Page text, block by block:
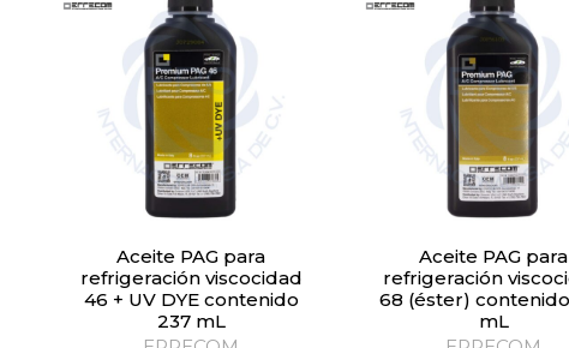
Aceite PAG para
refrigeración viscocidad
46 + UV DYE contenido
237 mL
Aceite PAG para
refrigeración
68 (éster)
mL